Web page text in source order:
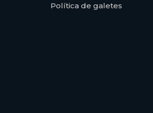
Política de galetes